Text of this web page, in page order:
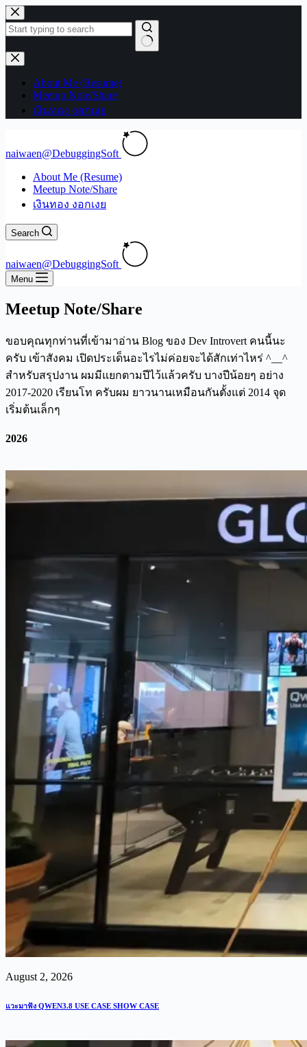
Skip
to
content
No
results
About Me (Resume)
Meetup Note/Share
เงินทอง งอกเงย
naiwaen@DebuggingSoft
About Me (Resume)
Meetup Note/Share
เงินทอง งอกเงย
Search
naiwaen@DebuggingSoft
Menu
Meetup Note/Share
ขอบคุณทุกท่านที่เข้ามาอ่าน Blog ของ Dev Introvert คนนี้นะ
ครับ เข้าสังคม เปิดประเด็นอะไรไม่ค่อยจะได้สักเท่าไหร่ ^__^
สำหรับสรุปงาน ผมมีแยกตามปีไว้แล้วครับ บางปีน้อยๆ อย่าง
2017-2020 เรียนโท ครับผม ยาวนานเหมือนกันตั้งแต่ 2014 จุด
เริ่มต้นเล็กๆ
2026
August 2, 2026
แวะมาฟัง QWEN3.8 USE CASE SHOW CASE